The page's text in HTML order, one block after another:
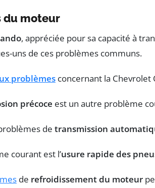
du moteur
, appréciée pour sa capacité à
uns de ces problèmes communs.
problèmes concernant la
précoce est un autre problème
de transmission
courant est l’usure rapide des
de refroidissement du moteur